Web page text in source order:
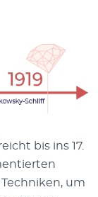
bis ins 17.
um